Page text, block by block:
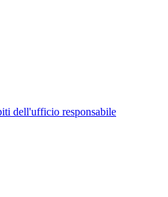
dell'ufficio responsabile